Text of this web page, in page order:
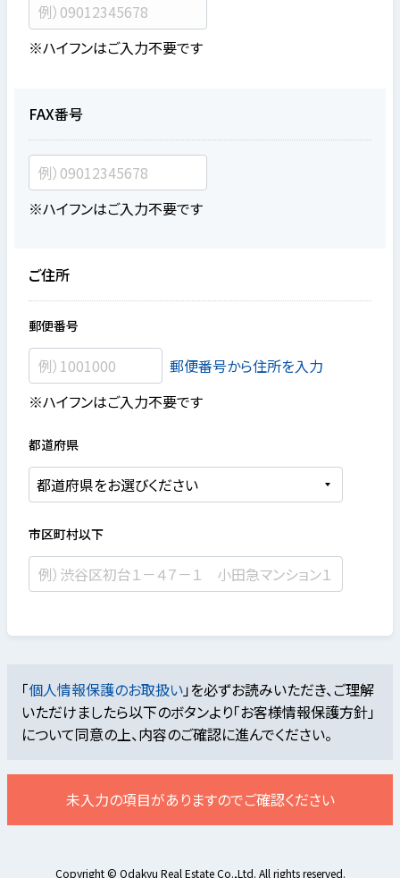
※ハイフンはご入力不要です
FAX番号
※ハイフンはご入力不要です
ご住所
郵便番号
郵便番号から住所を入力
※ハイフンはご入力不要です
都道府県
市区町村以下
「個人情報保護のお取扱い」を必ずお読みいただき、ご理解
いただけましたら以下のボタンより「お客様情報保護方針」
について同意の上、内容のご確認に進んでください。
未入力の項目がありますのでご確認ください
Copyright © Odakyu Real Estate Co.,Ltd. All rights reserved.